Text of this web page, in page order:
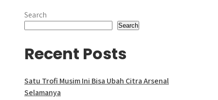
Search
Search
Recent Posts
Satu Trofi Musim Ini Bisa Ubah Citra Arsenal
Selamanya